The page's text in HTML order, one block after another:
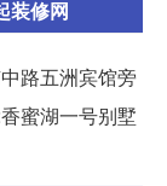
装修网
路五洲宾馆旁
蜜湖一号别墅